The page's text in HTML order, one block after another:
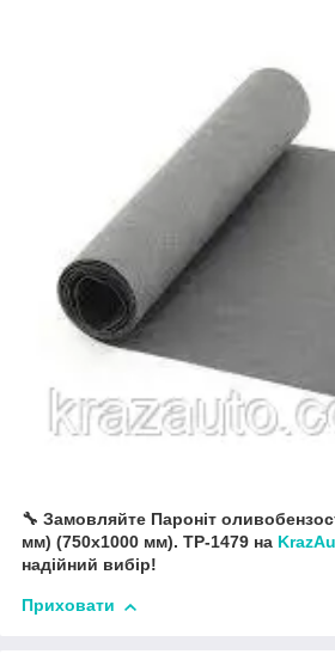
🔧 Замовляйте Пароніт
мм) (750х1000 мм). TP-1479 на
надійний вибір!
Приховати